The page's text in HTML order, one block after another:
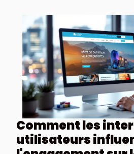
Comment les
utilisateurs